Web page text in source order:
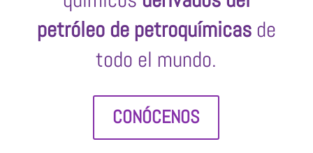
petróleo de petroquímicasde
todo el mundo.
CONÓCENOS